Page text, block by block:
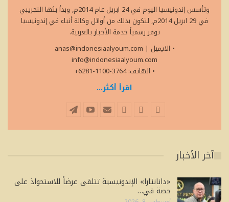
وتأسس إندونيسيا اليوم في 24 ابريل عام 2014م, وبدأ بثها التجريبي
في 29 ابريل 2014م, لتكون بذلك من أوائل وكالة أنباء في إندونيسيا
توفر رسمياً خدمة الأخبار بالعربية.
• الايميل
anas@indonesiaalyoum.com |
info@indonesiaalyoum.com
• الهاتف: 3764-1100-6281+
اقرأ أكثر...
آخر الأخبار
«دانانتارا» الإندونيسية تتلقى عرضاً للاستحواذ على
حصة في…